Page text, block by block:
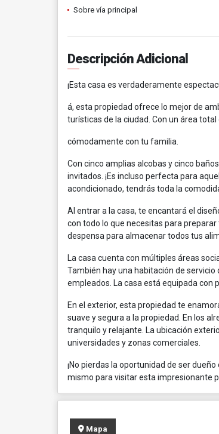
Sobre vía principal
Descripción Adicional
¡Esta casa es verdaderamente
á, esta propiedad ofrece lo mejor de
turísticas de la ciudad. Con un área
cómodamente con tu familia.
Con cinco amplias alcobas y cinco
invitados. ¡Es incluso perfecta para
acondicionado, tendrás toda la
Al entrar a la casa, te encantará el
con todo lo que necesitas para
despensa para almacenar todos tus
La casa cuenta con múltiples áreas
También hay una habitación de
empleados. La casa está equipada con
En el exterior, esta propiedad te
suave y segura a la propiedad. En los
tranquilo y relajante. La ubicación
universidades y zonas comerciales.
¡No pierdas la oportunidad de ser
mismo para visitar esta impresionante
Mapa